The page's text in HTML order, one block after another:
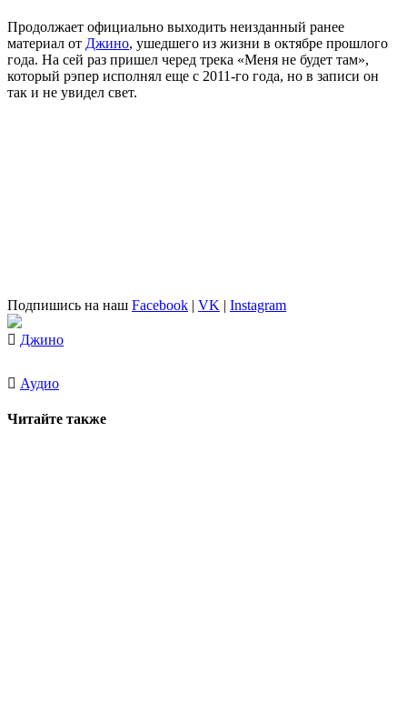
Продолжает официально выходить неизданный ранее
материал от Джино, ушедшего из жизни в октябре прошлого
года. На сей раз пришел черед трека «Меня не будет там»,
который рэпер исполнял еще с 2011-го года, но в записи он
так и не увидел свет.
Подпишись на наш Facebook | VK | Instagram
Джино
Аудио
Читайте также